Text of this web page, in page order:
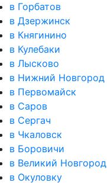
в Горбатов
в Дзержинск
в Княгинино
в Кулебаки
в Лысково
в Нижний Новгород
в Первомайск
в Саров
в Сергач
в Чкаловск
в Боровичи
в Великий Новгород
в Окуловку